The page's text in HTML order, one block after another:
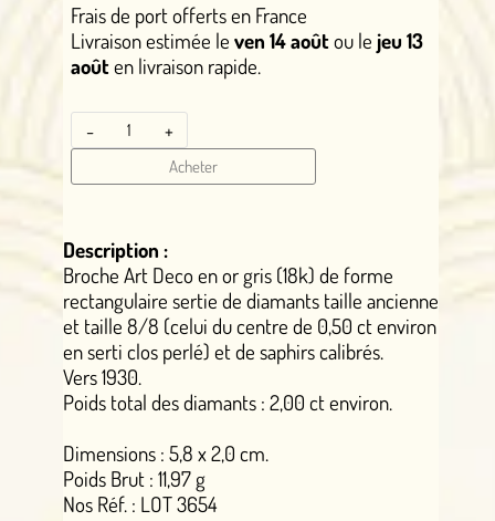
Frais de port offerts en France
Livraison estimée le ven 14 aoûtou le jeu 13
aoûten livraison rapide.
- +
Acheter
Description :
Broche Art Deco en or gris (18k) de forme
rectangulaire sertie de diamants taille ancienne
et taille 8/8 (celui du centre de 0,50 ct environ
en serti clos perlé) et de saphirs calibrés.
Vers 1930.
Poids total des diamants : 2,00 ct environ.
Dimensions : 5,8 x 2,0 cm.
Poids Brut : 11,97 g
Nos Réf. : LOT 3654